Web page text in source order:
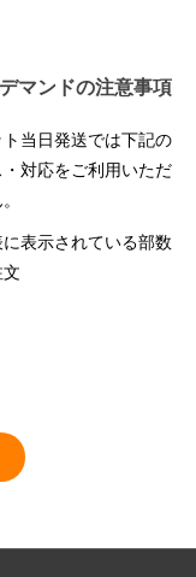
マンドの注意事項
ト当日発送では下記の
対応をご利用いただ
に表示されている部数